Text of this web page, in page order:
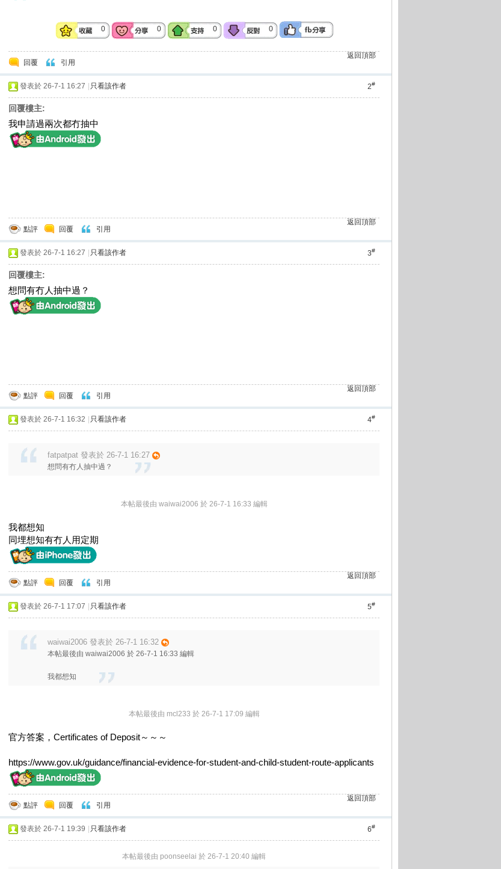
0 0 0 0
回覆 引用
返回頂部
2#
發表於 26-7-1 16:27 只看該作者
回覆樓主:
我申請過兩次都冇抽中
點評 回覆 引用
返回頂部
3#
發表於 26-7-1 16:27 只看該作者
回覆樓主:
想問有冇人抽中過？
點評 回覆 引用
返回頂部
4#
發表於 26-7-1 16:32 只看該作者
fatpatpat 發表於 26-7-1 16:27
想問有冇人抽中過？
本帖最後由 waiwai2006 於 26-7-1 16:33 編輯
我都想知
同埋想知有冇人用定期
點評 回覆 引用
返回頂部
5#
發表於 26-7-1 17:07 只看該作者
waiwai2006 發表於 26-7-1 16:32
本帖最後由 waiwai2006 於 26-7-1 16:33 編輯
我都想知
本帖最後由 mcl233 於 26-7-1 17:09 編輯
官方答案，Certificates of Deposit～～～
https://www.gov.uk/guidance/financial-evidence-for-student-and-child-student-route-applicants
點評 回覆 引用
返回頂部
6#
發表於 26-7-1 19:39 只看該作者
本帖最後由 poonseelai 於 26-7-1 20:40 編輯